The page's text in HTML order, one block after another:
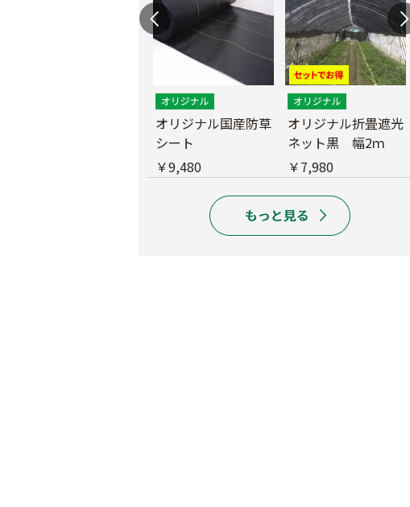
オリジナル国産防草
シート
￥9,480
オリジナル折畳遮光
ネット黒 幅2ｍ
￥7,980